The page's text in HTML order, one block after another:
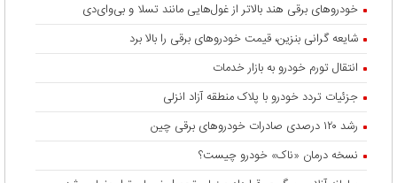
خودروهای برقی هند بالاتر از غول‌هایی مانند تسلا و بی‌وای‌دی
شایعه گرانی بنزین، قیمت خودروهای برقی را بالا برد
انتقال تورم خودرو به بازار خدمات
جزئیات تردد خودرو با پلاک منطقه آزاد انزلی
رشد ۱۲۰ درصدی صادرات خودروهای برقی چین
نسخه درمان «ناک» خودرو چیست؟